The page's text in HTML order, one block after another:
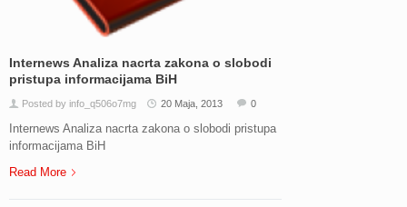
Internews Analiza nacrta zakona o slobodi
pristupa informacijama BiH
Posted by info_q506o7mg 20 Maja, 2013 0
Internews Analiza nacrta zakona o slobodi pristupa
informacijama BiH
Read More